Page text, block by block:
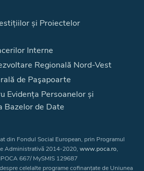
și Proiectelor
Interne
Regională Nord-Vest
de Paşapoarte
Evidența Persoanelor și
Bazelor de Date
din Fondul Social European, prin Programul
Administrativă 2014-2020, www.poca.ro,
667/ MySMIS 129687
celelalte programe cofinanțate de Uniunea